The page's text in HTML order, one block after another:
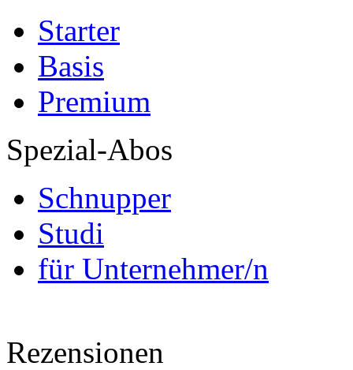
Starter
Basis
Premium
Spezial-Abos
Schnupper
Studi
für Unternehmer/n
Rezensionen